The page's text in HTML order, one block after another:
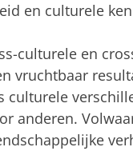
en culturele
culturele en
vruchtbaar
culturele
anderen.